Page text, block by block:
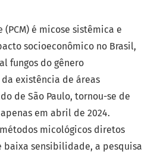
é micose sistêmica e
socioeconômico no Brasil,
fungos do gênero
da existência de áreas
de São Paulo, tornou-se de
em abril de 2024.
micológicos diretos
sensibilidade, a pesquisa